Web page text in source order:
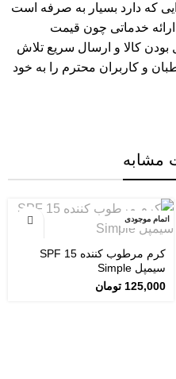
که دارد بسیار به صرفه است
ارائه خدماتی چون قیمت
کالا و ارسال سریع تلاش
و کاربران محترم را به خود
مشابه
اتمام موجودی
کرم مرطوب کننده SPF 15
سیمپل Simple
125,000 تومان